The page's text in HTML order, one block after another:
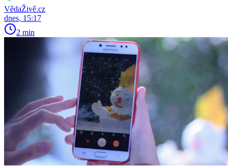
VědaŽivě.cz
dnes, 15:17
2 min